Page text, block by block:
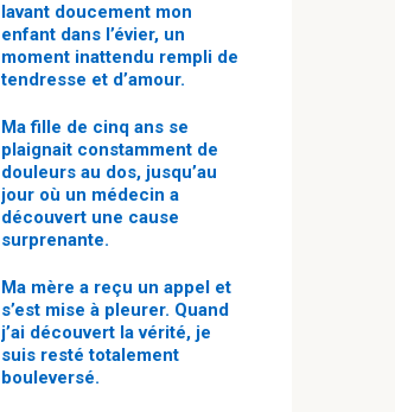
lavant doucement mon
enfant dans l’évier, un
moment inattendu rempli de
tendresse et d’amour.
Ma fille de cinq ans se
plaignait constamment de
douleurs au dos, jusqu’au
jour où un médecin a
découvert une cause
surprenante.
Ma mère a reçu un appel et
s’est mise à pleurer. Quand
j’ai découvert la vérité, je
suis resté totalement
bouleversé.